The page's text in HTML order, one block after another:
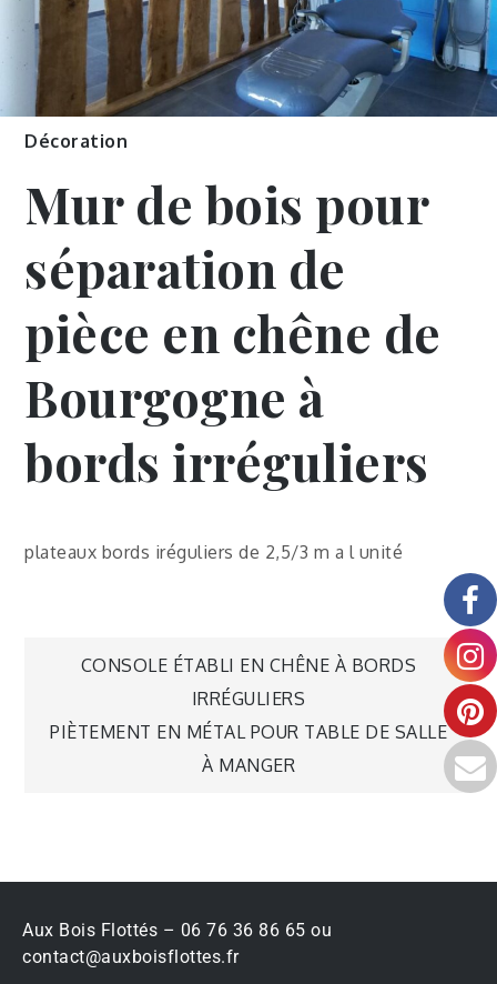
Décoration
Mur de bois pour
séparation de
pièce en chêne de
Bourgogne à
bords irréguliers
plateaux bords iréguliers de 2,5/3 m a l unité
CONSOLE ÉTABLI EN CHÊNE À BORDS
IRRÉGULIERS
PIÈTEMENT EN MÉTAL POUR TABLE DE SALLE
À MANGER
Aux Bois Flottés – 06 76 36 86 65 ou
contact@auxboisflottes.fr